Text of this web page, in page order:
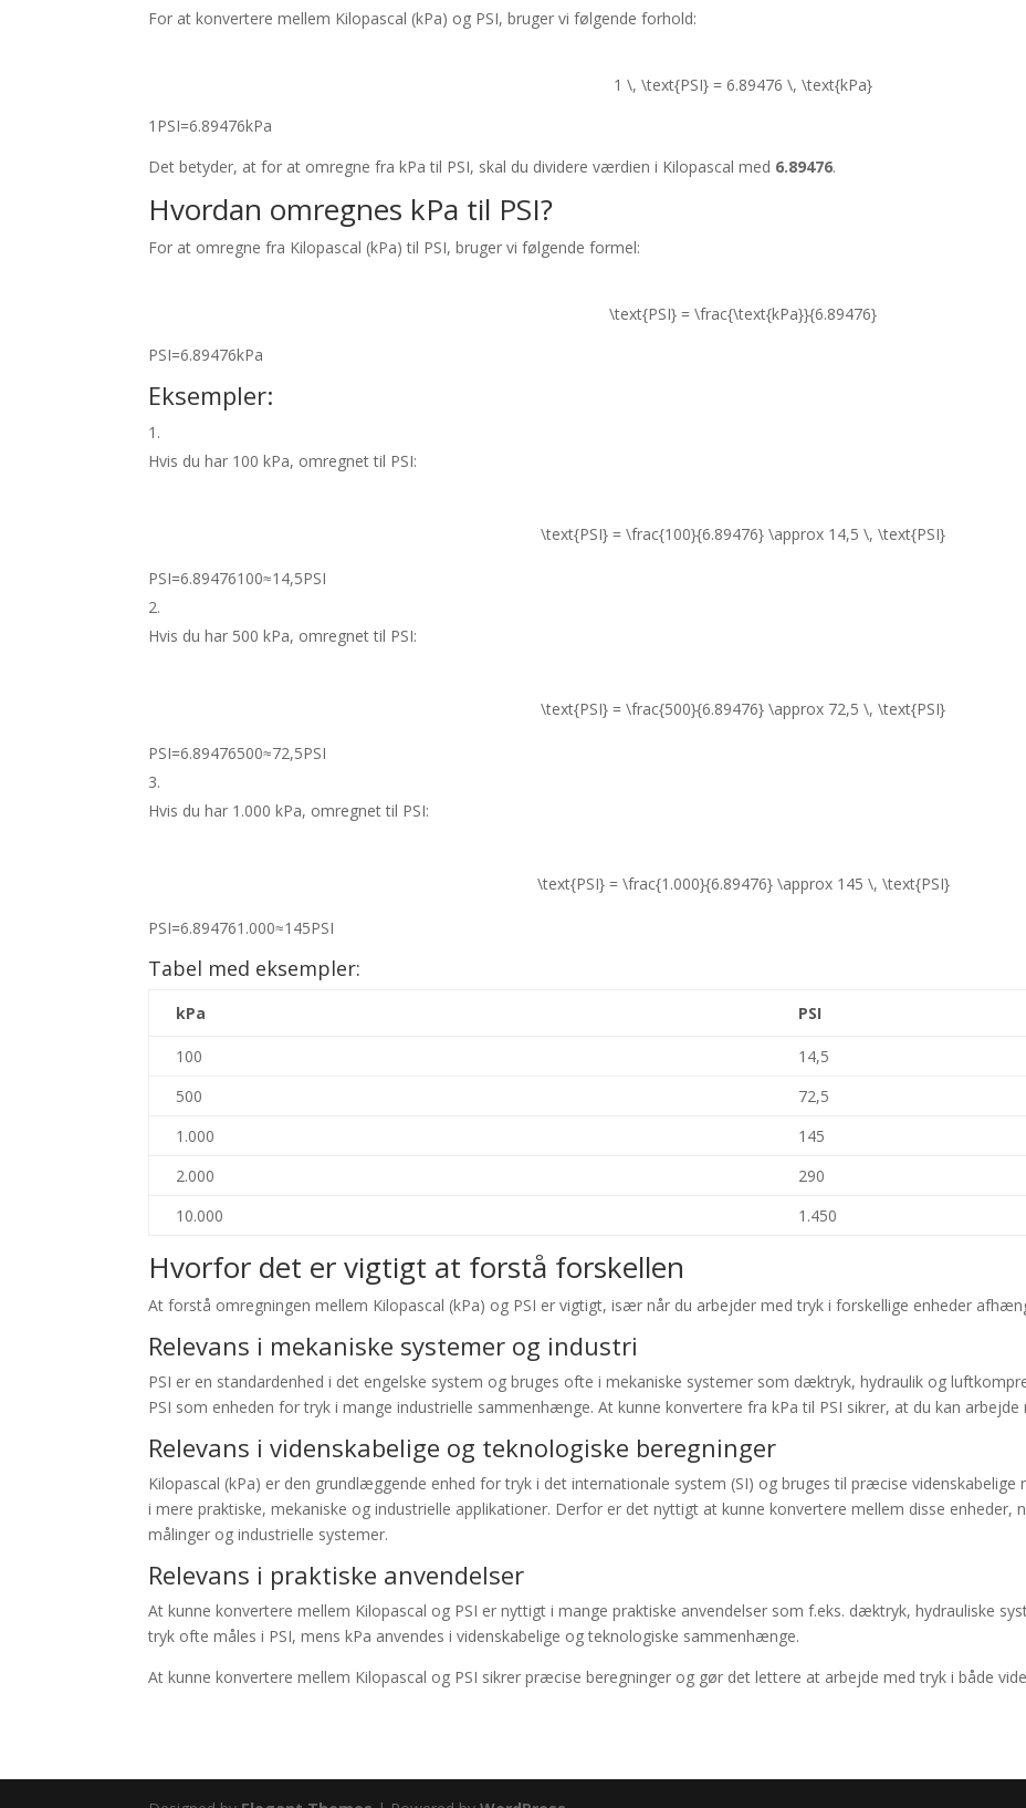
For at konvertere mellem Kilopascal (kPa) og PSI, bruger vi følgende forhold:
1 \, \text{PSI} = 6.89476 \, \text{kPa}
1 PSI=6.89476kPa
Det betyder, at for at omregne fra kPa til PSI, skal du dividere værdien i Kilopascal med 6.89476.
Hvordan omregnes kPa til PSI?
For at omregne fra Kilopascal (kPa) til PSI, bruger vi følgende formel:
\text{PSI} = \frac{\text{kPa}}{6.89476}
PSI=6.89476kPa
Eksempler:
Hvis du har 100 kPa, omregnet til PSI:
\text{PSI} = \frac{100}{6.89476} \approx 14,5 \, \text{PSI}
PSI=6.89476100≈14,5PSI
Hvis du har 500 kPa, omregnet til PSI:
\text{PSI} = \frac{500}{6.89476} \approx 72,5 \, \text{PSI}
PSI=6.89476500≈72,5PSI
Hvis du har 1.000 kPa, omregnet til PSI:
\text{PSI} = \frac{1.000}{6.89476} \approx 145 \, \text{PSI}
PSI=6.894761.000≈145PSI
Tabel med eksempler:
kPa PSI
100
14,5
500
72,5
1.000
145
2.000
290
10.000
1.450
Hvorfor det er vigtigt at forstå forskellen
At forstå omregningen mellem Kilopascal (kPa) og PSI er vigtigt, især når du arbejder med tryk i forskellige enheder
Relevans i mekaniske systemer og industri
PSI er en standardenhed i det engelske system og bruges ofte i mekaniske systemer som dæktryk, hydraulik og
PSI som enheden for tryk i mange industrielle sammenhænge. At kunne konvertere fra kPa til PSI sikrer, at du kan
Relevans i videnskabelige og teknologiske beregninger
Kilopascal (kPa) er den grundlæggende enhed for tryk i det internationale system (SI) og bruges til præcise videnskabelige
i mere praktiske, mekaniske og industrielle applikationer. Derfor er det nyttigt at kunne konvertere mellem disse enheder,
målinger og industrielle systemer.
Relevans i praktiske anvendelser
At kunne konvertere mellem Kilopascal og PSI er nyttigt i mange praktiske anvendelser som f.eks. dæktryk, hydrauliske
tryk ofte måles i PSI, mens kPa anvendes i videnskabelige og teknologiske sammenhænge.
At kunne konvertere mellem Kilopascal og PSI sikrer præcise beregninger og gør det lettere at arbejde med tryk i både